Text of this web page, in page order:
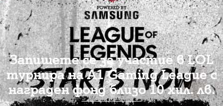
Запишете се за участие в LOL
турнира на A1 Gaming League с
награден фонд близо 10 хил. лв.